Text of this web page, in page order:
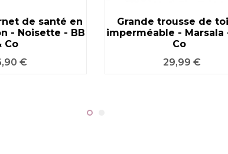
de santé en
- Noisette - BB
Co
€
PRODUIT
Grande trousse de
imperméable - Marsala
Co
Prix
29,99 €
VOIR LE PRODUIT